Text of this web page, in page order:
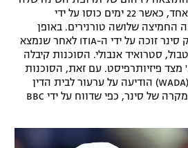
וקיבלה השעיה של חודש אחד, כאשר 22 ימים כוסו על ידי
החמיצה שלושה טורנירים. באופן
דומה, שחקן הטניס ג'אניק סינר זוכה על ידי ה-ITIA לאחר שנמצא
סטרואיד אנבולי. הסוכנות קיבלה
פיזיותרפיסט. עם זאת, הסוכנות
העולמית למניעת סימום (WADA) הודיעה על ערעור לבית הדין
לבוררות בספורט בנוגע למקרה של סינר, כפי שדווח על ידי BBC